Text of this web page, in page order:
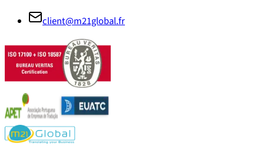
client@m21global.fr